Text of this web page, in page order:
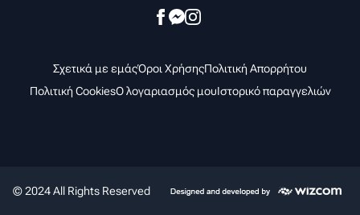
Σχετικά με εμάςΌροι ΧρήσηςΠολιτική Απορρήτου
Πολιτική CookiesΟ λογαριασμός μουΙστορικό παραγγελιών
© 2024 All Rights Reserved